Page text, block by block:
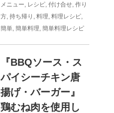
メニュー, レシピ, 付け合せ, 作り
方, 持ち帰り , 料理, 料理レシピ,
簡単, 簡単料理, 簡単料理レシピ
『BBQソース・ス
パイシーチキン唐
揚げ・バーガー』
鶏むね肉を使用し